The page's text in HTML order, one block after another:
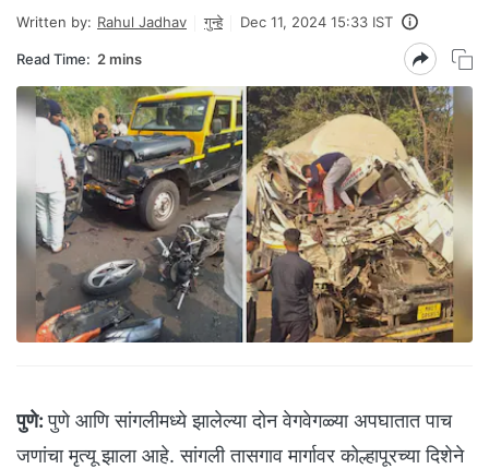
Written by: Rahul Jadhav गुन्हे Dec 11, 2024 15:33 IST
Read Time: 2 mins
पुणे: पुणे आणि सांगलीमध्ये झालेल्या दोन वेगवेगळ्या अपघातात पाच
जणांचा मृत्यू झाला आहे. सांगली तासगाव मार्गावर कोल्हापूरच्या दिशेने